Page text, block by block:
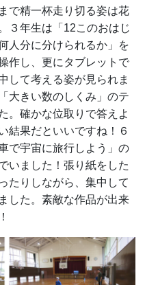
で精一杯走り切る姿は花
３年生は「12このおはじ
人分に分けられるか」を
作し、更にタブレットで
して考える姿が見られま
大きい数のしくみ」のテ
。確かな位取りで答えよ
結果だといいですね！６
で宇宙に旅行しよう」の
いました！張り紙をした
たりしながら、集中して
した。素敵な作品が出来